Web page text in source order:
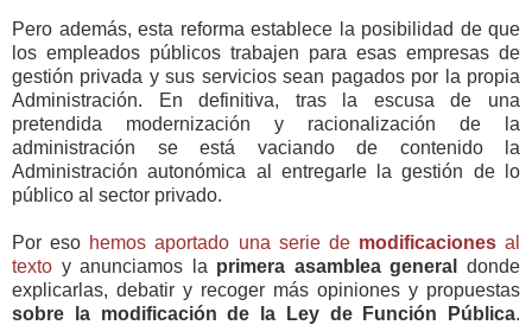
Pero además, esta reforma establece la posibilidad de que
los empleados públicos trabajen para esas empresas de
gestión privada y sus servicios sean pagados por la propia
Administración. En definitiva, tras la escusa de una
pretendida modernización y racionalización de la
administración se está vaciando de contenido la
Administración autonómica al entregarle la gestión de lo
público al sector privado.
Por eso hemos aportado una serie de modificacionesal
texto y anunciamos la primera asamblea general
donde
explicarlas, debatir y recoger más opiniones y propuestas
sobre la modificación de la Ley de Función Pública.